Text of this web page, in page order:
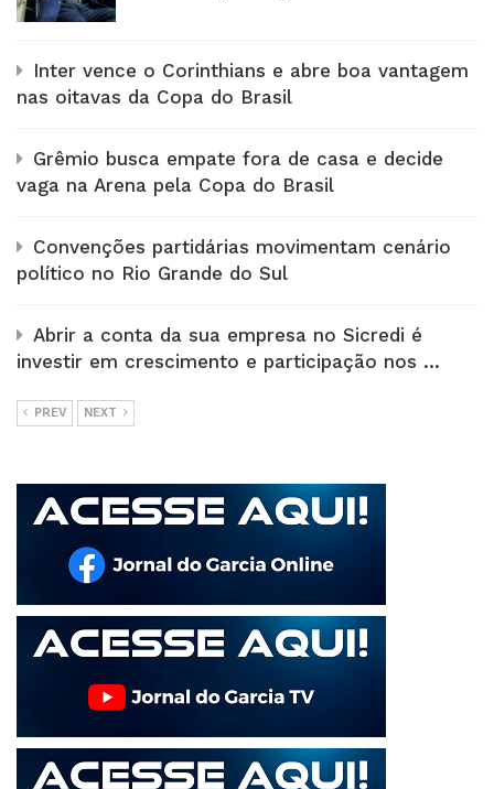
Inter vence o Corinthians e abre boa vantagem
nas oitavas da Copa do Brasil
Grêmio busca empate fora de casa e decide
vaga na Arena pela Copa do Brasil
Convenções partidárias movimentam cenário
político no Rio Grande do Sul
Abrir a conta da sua empresa no Sicredi é
investir em crescimento e participação nos ...
PREV NEXT